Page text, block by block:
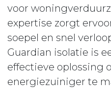
voor
expertise zorgt
soepel en snel
Guardian isolatie is
effectieve oplossing
energiezuiniger te